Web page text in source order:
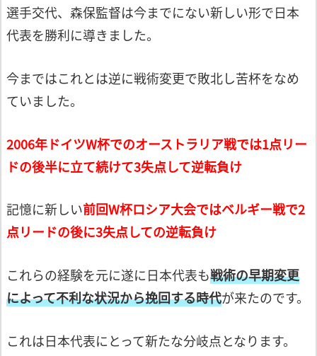
選手交代、森保監督は今までにない新しい形で日本
代表を勝利に導きました。
今まではこれとは逆に戦術変更で敗北し苦杯をなめ
ていました。
2006年ドイツW杯でのオーストラリア戦では1点リー
ドの後半に立て続けて3失点して逆転負け
記憶に新しい前回W杯ロシア大会ではベルギー戦で2
点リードの後に3失点しての逆転負け
これらの経験を元に遂に日本代表も戦術の早期変更
によって不利な状況から挽回する時代が来たのです。
これは日本代表にとって新たな分岐点となります。